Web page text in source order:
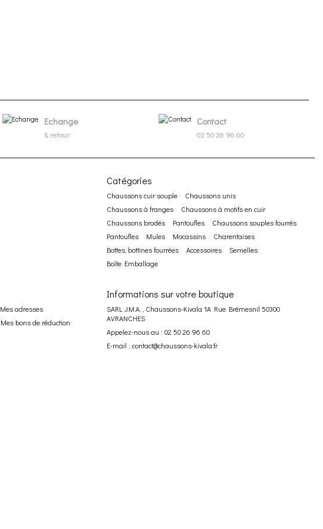
Echange
& retour
Contact
02 50 26 96 60
Catégories
Chaussons cuir souple
Chaussons unis
Chaussons à franges
Chaussons à motifs en cuir
Chaussons brodés
Pantoufles
Chaussons souples fourrés
Pantoufles
Mules Mocassins
Charentaises
Bottes, bottines fourrées
Accessoires
Semelles
Boîte Emballage
Mes adresses
Mes bons de réduction
Informations sur votre boutique
SARL J.M.A. , Chaussons-Kivala 1A Rue Brémesnil 50300
AVRANCHES
Appelez-nous au : 02 50 26 96 60
E-mail : contact@chaussons-kivala.fr